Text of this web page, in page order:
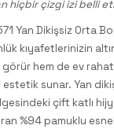
hiçbir çizgi izi belli
Yan Dikişsiz Orta
kıyafetlerinizin
hem de ev
sunar. Yan
çift katlı
%94 pamuklu